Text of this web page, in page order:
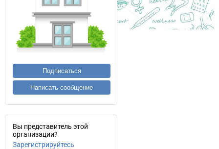
Подписаться
Написать сообщение
Вы представитель этой
организации?
Зарегистрируйтесь